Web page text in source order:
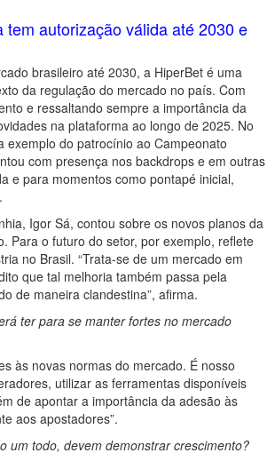
autorização válida até 2030 e
brasileiro até 2030, a HiperBet é uma
da regulação do mercado no país. Com
e ressaltando sempre a importância da
na plataforma ao longo de 2025. No
exemplo do patrocínio ao Campeonato
com presença nos backdrops e em outras
e para momentos como pontapé inicial,
Igor Sá, contou sobre os novos planos da
Para o futuro do setor, por exemplo, reflete
no Brasil. “Trata-se de um mercado em
que tal melhoria também passa pela
de maneira clandestina”, afirma.
ter para se manter fortes no mercado
às novas normas do mercado. É nosso
utilizar as ferramentas disponíveis
de apontar a importância da adesão às
aos apostadores”.
um todo, devem demonstrar crescimento?